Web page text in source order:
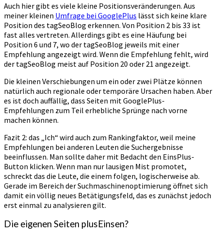
Auch hier gibt es viele kleine Positionsveränderungen. Aus
meiner kleinen Umfrage bei GooglePlus lässt sich keine klare
Position des tagSeoBlog erkennen. Von Position 2 bis 33 ist
fast alles vertreten. Allerdings gibt es eine Häufung bei
Position 6 und 7, wo der tagSeoBlog jeweils mit einer
Empfehlung angezeigt wird. Wenn die Empfehlung fehlt, wird
der tagSeoBlog meist auf Position 20 oder 21 angezeigt.
Die kleinen Verschiebungen um ein oder zwei Plätze können
natürlich auch regionale oder temporäre Ursachen haben. Aber
es ist doch auffällig, dass Seiten mit GooglePlus-
Empfehlungen zum Teil erhebliche Sprünge nach vorne
machen können.
Fazit 2: das „Ich“ wird auch zum Rankingfaktor, weil meine
Empfehlungen bei anderen Leuten die Suchergebnisse
beeinflussen. Man sollte daher mit Bedacht den EinsPlus-
Button klicken. Wenn man nur lausigen Mist promotet,
schreckt das die Leute, die einem folgen, logischerweise ab.
Gerade im Bereich der Suchmaschinenoptimierung öffnet sich
damit ein völlig neues Betätigungsfeld, das es zunächst jedoch
erst einmal zu analysieren gilt.
Die eigenen Seiten plusEinsen?